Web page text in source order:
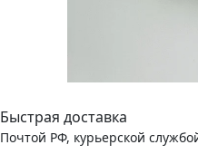
Быстрая доставка
Почтой РФ, курьерской